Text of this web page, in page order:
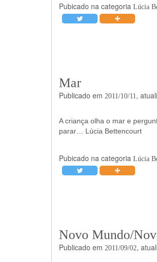
Pubicado na categoria Lúcia
Mar
Publicado em 2011/10/11 ,
A criança olha o mar e
parar… Lúcia Bettencourt
Pubicado na categoria Lúcia
Novo Mundo/
Publicado em 2011/09/02,